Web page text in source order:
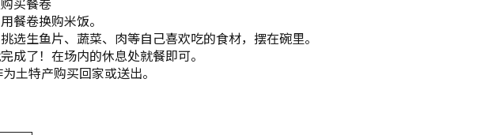
餐卷换购米饭。
选生鱼片、蔬菜、肉等自己喜欢吃的食材，摆在碗里。
成了！在场内的休息处就餐即可。
特产购买回家或送出。